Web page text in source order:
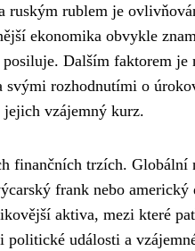
ruským rublem je
ekonomika obvykle
Dalším faktorem
svými rozhodnutími o
vzájemný kurz.
finančních trzích.
frank nebo
aktiva, mezi které
události a